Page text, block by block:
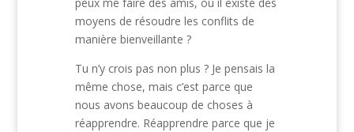
moyens de résoudre les conflits de
manière bienveillante ?
Tu n’y crois pas non plus ? Je pensais la
même chose, mais c’est parce que
nous avons beaucoup de choses à
réapprendre. Réapprendre parce que je